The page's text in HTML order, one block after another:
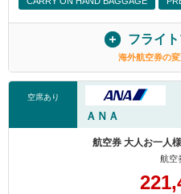
フライ
海外航空券の
空席あり
ＡＮＡ
航空券 大人お一人
航空